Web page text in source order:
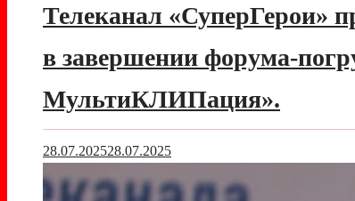
Телеканал «СуперГерои»
в завершении форума-
МультиКЛИПация».
28.07.202528.07.2025